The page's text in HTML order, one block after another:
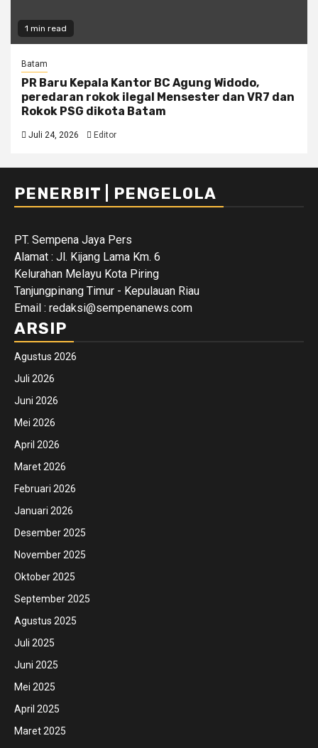
1 min read
Batam
PR Baru Kepala Kantor BC Agung Widodo,
peredaran rokok ilegal Mensester dan VR7 dan
Rokok PSG dikota Batam
Juli 24, 2026 Editor
PENERBIT | PENGELOLA
PT. Sempena Jaya Pers
Alamat : Jl. Kijang Lama Km. 6
Kelurahan Melayu Kota Piring
Tanjungpinang Timur - Kepulauan Riau
Email : redaksi@sempenanews.com
ARSIP
Agustus 2026
Juli 2026
Juni 2026
Mei 2026
April 2026
Maret 2026
Februari 2026
Januari 2026
Desember 2025
November 2025
Oktober 2025
September 2025
Agustus 2025
Juli 2025
Juni 2025
Mei 2025
April 2025
Maret 2025